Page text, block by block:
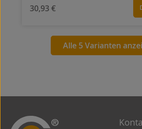
30,93 €
Alle 5 Varianten